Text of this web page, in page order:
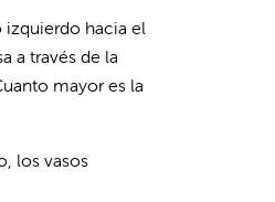
izquierdo hacia el
a través de la
mayor es la
los vasos